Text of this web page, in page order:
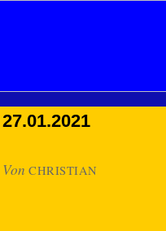
27.01.2021
Von CHRISTIAN